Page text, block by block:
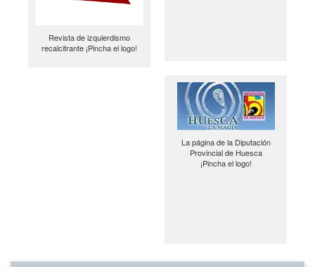
Revista de izquierdismo
recalcitrante ¡Pincha el logo!
La página de la Diputación
Provincial de Huesca
¡Pincha el logo!